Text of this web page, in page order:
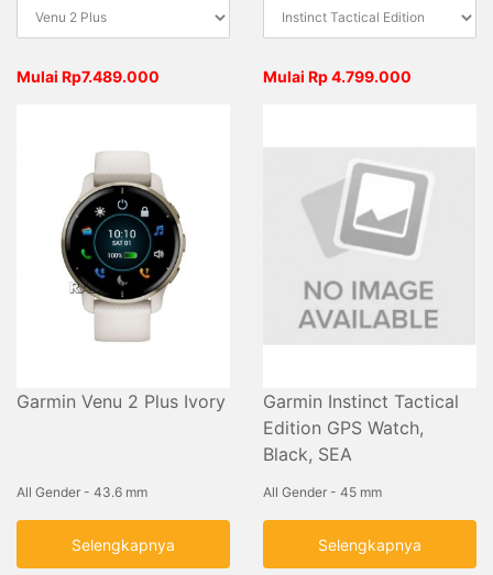
Mulai Rp7.489.000
Garmin Venu 2 Plus Ivory
All Gender - 43.6 mm
Selengkapnya
Mulai Rp 4.799.000
Garmin Instinct Tactical
Edition GPS Watch,
Black, SEA
All Gender - 45 mm
Selengkapnya